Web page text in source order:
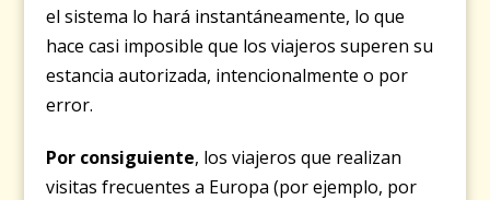
el sistema lo hará instantáneamente, lo que
hace casi imposible que los viajeros superen su
estancia autorizada, intencionalmente o por
error.
Por consiguiente, los viajeros que realizan
visitas frecuentes a Europa (por ejemplo, por